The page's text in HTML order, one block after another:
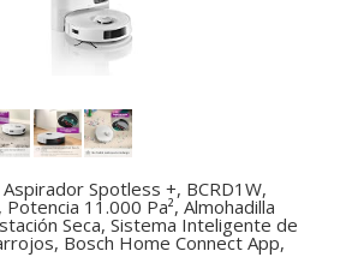
Spotless +, BCRD1W,
11.000 Pa², Almohadilla
Seca, Sistema Inteligente de
Bosch Home Connect App,